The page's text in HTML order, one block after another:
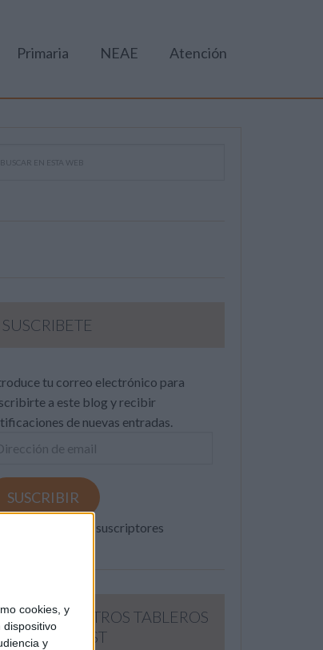
cookies, y
dispositivo
y
Primaria NEAE Atención
SUSCRIBETE
tu correo electrónico para
a este blog y recibir
de nuevas entradas.
SUSCRIBIR
a otros 371K suscriptores
SIGUE NUESTROS TABLEROS
EN PINTEREST